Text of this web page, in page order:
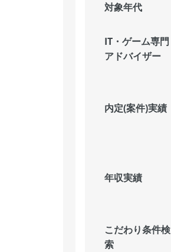
対象年代
IT・ゲーム専門
アドバイザー
内定(案件)実績
年収実績
こだわり条件検
索